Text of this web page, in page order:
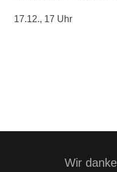
17.12., 17 Uhr
Wir